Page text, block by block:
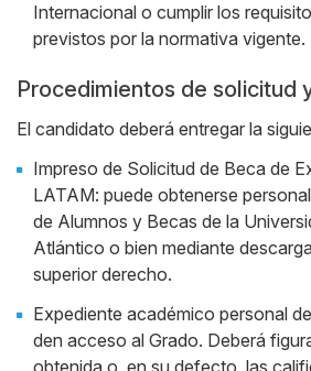
Internacional o cumplir los
previstos por la normativa vigente.
Procedimientos de solicitud
El candidato deberá entregar la
Impreso de Solicitud de Beca de
LATAM: puede obtenerse
de Alumnos y Becas de la
Atlántico o bien mediante
superior derecho.
Expediente académico personal
den acceso al Grado. Deberá
obtenida o, en su defecto, las